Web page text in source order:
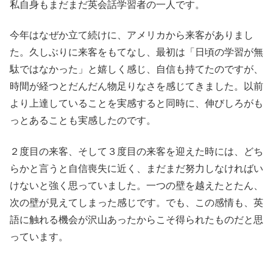
私自身もまだまだ英会話学習者の一人です。
今年はなぜか立て続けに、アメリカから来客がありまし
た。久しぶりに来客をもてなし、最初は「日頃の学習が無
駄ではなかった」と嬉しく感じ、自信も持てたのですが、
時間が経つとだんだん物足りなさを感じてきました。以前
より上達していることを実感すると同時に、伸びしろがも
っとあることも実感したのです。
２度目の来客、そして３度目の来客を迎えた時には、どち
らかと言うと自信喪失に近く、まだまだ努力しなければい
けないと強く思っていました。一つの壁を越えたとたん、
次の壁が見えてしまった感じです。でも、この感情も、英
語に触れる機会が沢山あったからこそ得られたものだと思
っています。